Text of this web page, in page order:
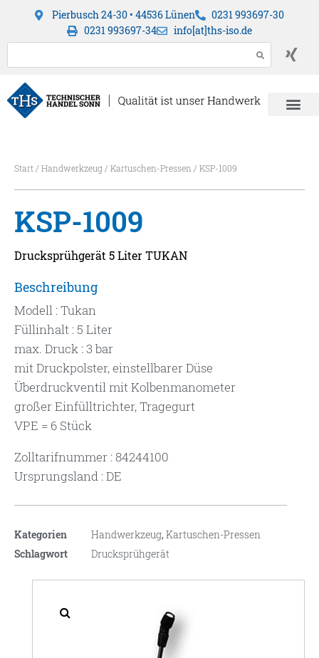
Pierbusch 24-30 • 44536 Lünen
0231 993697-30
0231 993697-34
info[at]ths-iso.de
Start/ Handwerkzeug/ Kartuschen-Pressen / KSP-1009
KSP-1009
Drucksprühgerät 5 Liter TUKAN
Beschreibung
Modell : Tukan
Füllinhalt : 5 Liter
max. Druck : 3 bar
mit Druckpolster, einstellbarer Düse
Überdruckventil mit Kolbenmanometer
großer Einfülltrichter, Tragegurt
VPE = 6 Stück
Zolltarifnummer : 84244100
Ursprungsland : DE
Kategorien Handwerkzeug,Kartuschen-Pressen
Schlagwort
Drucksprühgerät